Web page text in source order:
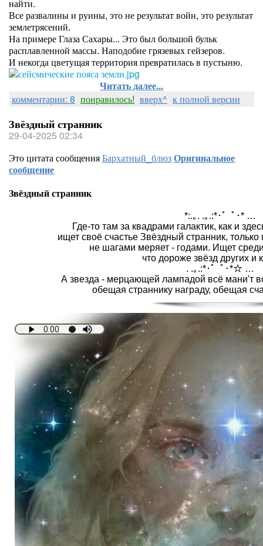
найти.
Все развалины и руины, это не результат войн, это результат
землетрясений.
На примере Глаза Сахары... Это был большой бульк
расплавленной массы. Наподобие грязевых гейзеров.
И некогда цветущая территория превратилась в пустыню.
Читать далее...
комментарии: 8 понравилось! вверх^ к полной версии
Звёздный странник
29-04-2025 02:34
Это цитата сообщенияБархатный_блюзОригинальное
сообщение
Звёздный странник
*:.｡. .｡.:*･゜ﾟ･* …
Где-то там за квадрами галактик, как и
ищет своё счастье Звёздный странник, только
не шагами меряет - годами. Ищет
что дороже звёзд других и
. .｡.:*･゜ﾟ･*☆ …
А звезда - мерцающей лампадой всё мани'т
обещая страннику награду, обещая